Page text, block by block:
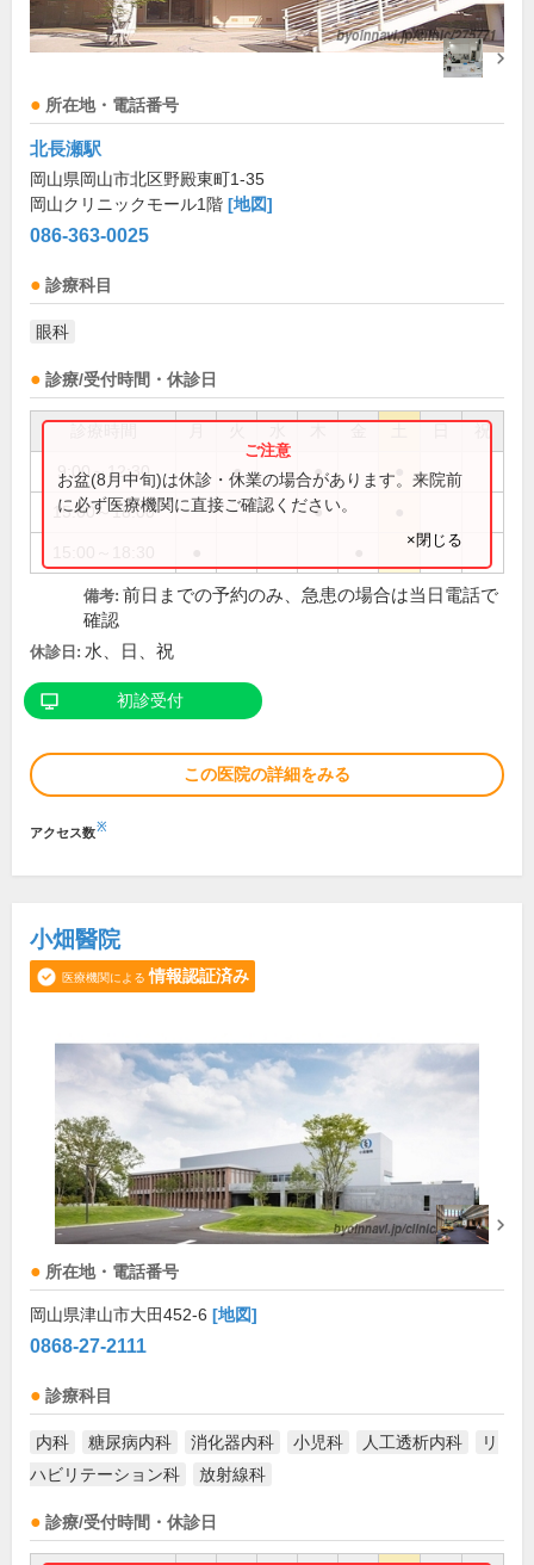
所在地・電話番号
北長瀬駅
岡山県岡山市北区野殿東町1-35
岡山クリニックモール1階 [地図]
086-363-0025
診療科目
眼科
診療/受付時間・休診日
祝
9:00～12:30 ● ●
15:00～18:00 ●
お盆(8月中旬)は休診・休業の場合があります。来院前
に必ず医療機関に直接ご確認ください。
×閉じる
備考: 前日までの予約のみ、急患の場合は当日電話で
確認
休診日: 水、日、祝
初診受付
この医院の詳細をみる
アクセス数※
小畑醫院
医療機関による 情報認証済み
所在地・電話番号
岡山県津山市大田452-6 [地図]
0868-27-2111
診療科目
内科 糖尿病内科 消化器内科 小児科 人工透析内科
リ
ハビリテーション科
放射線科
診療/受付時間・休診日